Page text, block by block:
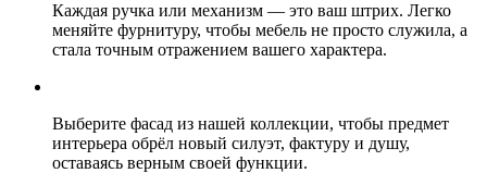
Каждая ручка или механизм — это ваш штрих. Легко
меняйте фурнитуру, чтобы мебель не просто служила, а
стала точным отражением вашего характера.
Выберите фасад из нашей коллекции, чтобы предмет
интерьера обрёл новый силуэт, фактуру и душу,
оставаясь верным своей функции.